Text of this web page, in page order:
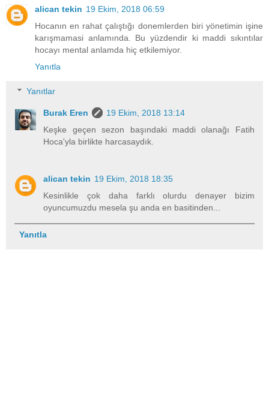
alican tekin 19 Ekim, 2018 06:59
Hocanın en rahat çalıştığı donemlerden biri yönetimin işine
karışmamasi anlamında. Bu yüzdendir ki maddi sıkıntılar
hocayı mental anlamda hiç etkilemiyor.
Yanıtla
Yanıtlar
Burak Eren
19 Ekim, 2018 13:14
Keşke geçen sezon başındaki maddi olanağı Fatih
Hoca'yla birlikte harcasaydık.
alican tekin 19 Ekim, 2018 18:35
Kesinlikle çok daha farklı olurdu denayer bizim
oyuncumuzdu mesela şu anda en basitinden...
Yanıtla